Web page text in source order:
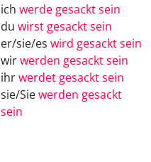
ich werde gesackt sein
du wirst gesackt sein
er/sie/es wird gesackt sein
wirwerden gesackt sein
ihrwerdet gesackt sein
sie/Siewerden gesackt
sein